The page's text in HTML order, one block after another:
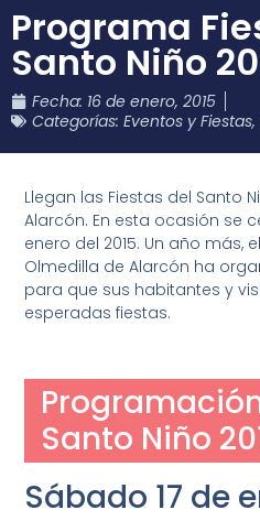
Programa
Santo Niño
Fecha: 16 de enero, 2015
Categorías: Eventos y Fiestas,
Llegan las Fiestas del Santo
Alarcón. En esta ocasión se
enero del 2015. Un año más,
Olmedilla de Alarcón ha
para que sus habitantes y
esperadas fiestas.
Santo Niño
Sábado 17 de